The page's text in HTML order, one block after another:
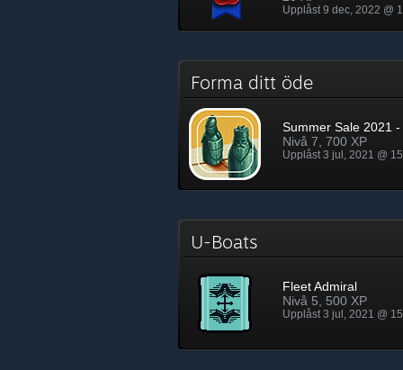
Upplåst 9 dec, 2022 @
Forma ditt öde
Summer Sale 2021 -
Nivå 7, 700 XP
Upplåst 3 jul, 2021 @
U-Boats
Fleet Admiral
Nivå 5, 500 XP
Upplåst 3 jul, 2021 @